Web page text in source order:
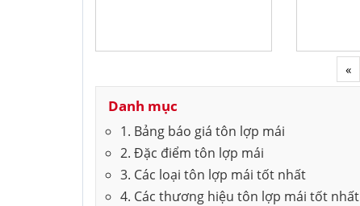
«
Danh mục
1. Bảng báo giá tôn lợp mái
2. Đặc điểm tôn lợp mái
3. Các loại tôn lợp mái tốt nhất
4. Các thương hiệu tôn lợp mái tốt nhất